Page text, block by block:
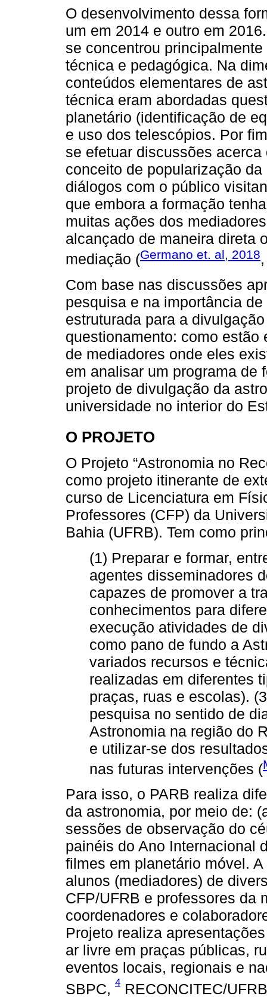
O desenvolvimento dessa
um em 2014 e outro em
se concentrou
técnica e pedagógica. Na
conteúdos elementares de
técnica eram abordadas
planetário (identificação de
e uso dos telescópios. Por
se efetuar discussões
conceito de popularização
diálogos com o público
que embora a formação
muitas ações dos
alcançado de maneira direta
mediação (Germano et. al, 2018
Com base nas discussões
pesquisa e na importância
estruturada para a
questionamento: como
de mediadores onde eles
em analisar um programa de
projeto de divulgação da
universidade no interior do
O PROJETO
O Projeto “Astronomia no
como projeto itinerante de
curso de Licenciatura em
Professores (CFP) da
Bahia (UFRB). Tem como
(1) Preparar e formar,
agentes disseminadores
capazes de promover a
conhecimentos para
execução atividades de
como pano de fundo a
variados recursos e
realizadas em diferentes
praças, ruas e escolas).
pesquisa no sentido de
Astronomia na região do
e utilizar-se dos
nas futuras intervenções (
Para isso, o PARB realiza
da astronomia, por meio de:
sessões de observação do
painéis do Ano Internacional
filmes em planetário móvel.
alunos (mediadores) de
CFP/UFRB e professores da
coordenadores e
Projeto realiza
ar livre em praças públicas,
eventos locais, regionais e
SBPC, 4 RECONCITEC/UFRB